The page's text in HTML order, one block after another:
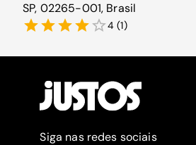
SP, 02265-001, Brasil
4 (1)
Siga nas redes sociais